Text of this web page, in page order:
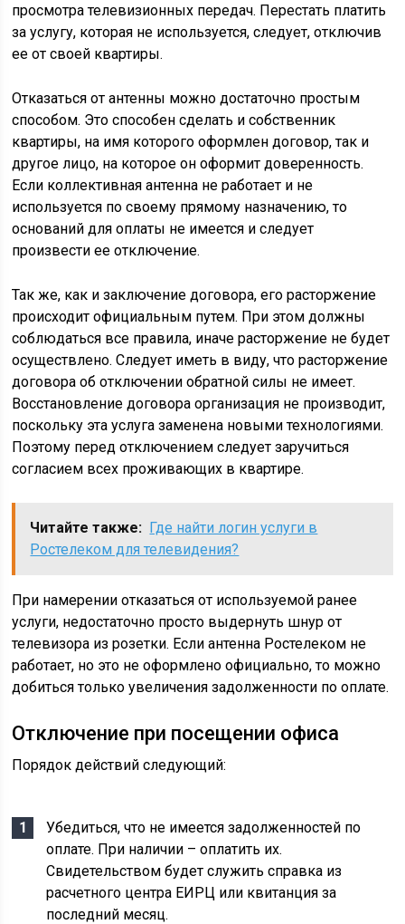
просмотра телевизионных передач. Перестать платить
за услугу, которая не используется, следует, отключив
ее от своей квартиры.
Отказаться от антенны можно достаточно простым
способом. Это способен сделать и собственник
квартиры, на имя которого оформлен договор, так и
другое лицо, на которое он оформит доверенность.
Если коллективная антенна не работает и не
используется по своему прямому назначению, то
оснований для оплаты не имеется и следует
произвести ее отключение.
Так же, как и заключение договора, его расторжение
происходит официальным путем. При этом должны
соблюдаться все правила, иначе расторжение не будет
осуществлено. Следует иметь в виду, что расторжение
договора об отключении обратной силы не имеет.
Восстановление договора организация не производит,
поскольку эта услуга заменена новыми технологиями.
Поэтому перед отключением следует заручиться
согласием всех проживающих в квартире.
Читайте также: Где найти логин услуги в
Ростелеком для телевидения?
При намерении отказаться от используемой ранее
услуги, недостаточно просто выдернуть шнур от
телевизора из розетки. Если антенна Ростелеком не
работает, но это не оформлено официально, то можно
добиться только увеличения задолженности по оплате.
Отключение при посещении офиса
Порядок действий следующий:
Убедиться, что не имеется задолженностей по
оплате. При наличии – оплатить их.
Свидетельством будет служить справка из
расчетного центра ЕИРЦ или квитанция за
последний месяц.